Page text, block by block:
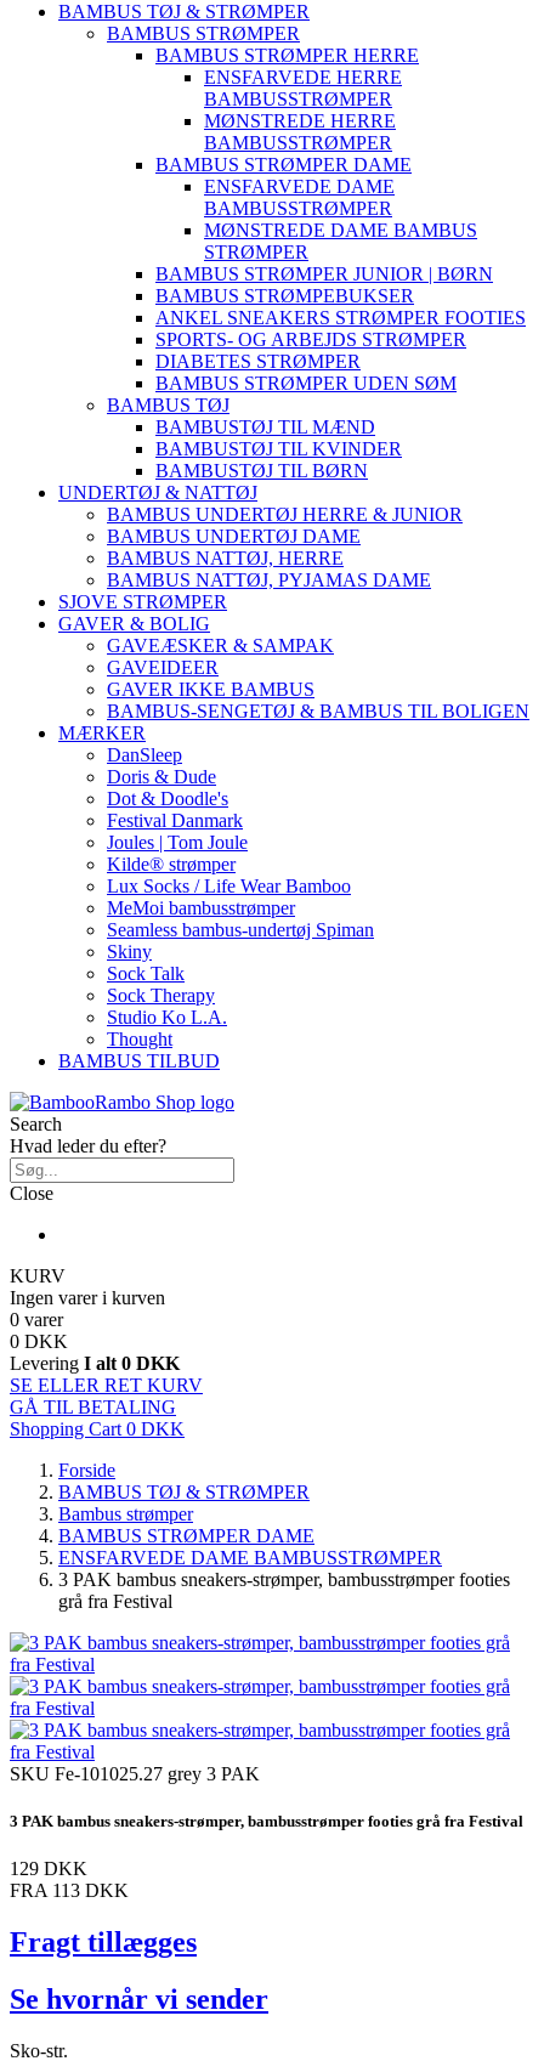
BAMBUS TØJ & STRØMPER
BAMBUS STRØMPER
BAMBUS STRØMPER HERRE
ENSFARVEDE HERRE
BAMBUSSTRØMPER
MØNSTREDE HERRE
BAMBUSSTRØMPER
BAMBUS STRØMPER DAME
ENSFARVEDE DAME
BAMBUSSTRØMPER
MØNSTREDE DAME BAMBUS
STRØMPER
BAMBUS STRØMPER JUNIOR | BØRN
BAMBUS STRØMPEBUKSER
ANKEL SNEAKERS STRØMPER FOOTIES
SPORTS- OG ARBEJDS STRØMPER
DIABETES STRØMPER
BAMBUS STRØMPER UDEN SØM
BAMBUS TØJ
BAMBUSTØJ TIL MÆND
BAMBUSTØJ TIL KVINDER
BAMBUSTØJ TIL BØRN
UNDERTØJ & NATTØJ
BAMBUS UNDERTØJ HERRE & JUNIOR
BAMBUS UNDERTØJ DAME
BAMBUS NATTØJ, HERRE
BAMBUS NATTØJ, PYJAMAS DAME
SJOVE STRØMPER
GAVER & BOLIG
GAVEÆSKER & SAMPAK
GAVEIDEER
GAVER IKKE BAMBUS
BAMBUS-SENGETØJ & BAMBUS TIL BOLIGEN
MÆRKER
DanSleep
Doris & Dude
Dot & Doodle's
Festival Danmark
Joules | Tom Joule
Kilde® strømper
Lux Socks / Life Wear Bamboo
MeMoi bambusstrømper
Seamless bambus-undertøj Spiman
Skiny
Sock Talk
Sock Therapy
Studio Ko L.A.
Thought
BAMBUS TILBUD
Search
Hvad leder du efter?
Close
KURV
Ingen varer i kurven
0 varer
0 DKK
Levering I alt 0 DKK
SE ELLER RET KURV
GÅ TIL BETALING
Shopping Cart 0 DKK
Forside
BAMBUS TØJ & STRØMPER
Bambus strømper
BAMBUS STRØMPER DAME
ENSFARVEDE DAME BAMBUSSTRØMPER
3 PAK bambus sneakers-strømper, bambusstrømper footies
grå fra Festival
SKU Fe-101025.27 grey 3 PAK
3 PAK bambus sneakers-strømper, bambusstrømper footies grå fra Festival
129 DKK
FRA 113 DKK
Fragt tillægges
Se hvornår vi sender
Sko-str.